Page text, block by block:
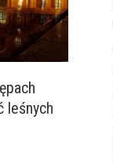
leśnych